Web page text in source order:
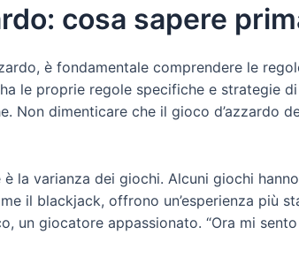
cosa sapere
è fondamentale comprendere le
le proprie regole specifiche e strategie
Non dimenticare che il gioco d’azzardo
la varianza dei giochi. Alcuni giochi
il blackjack, offrono un’esperienza più
un giocatore appassionato. “Ora mi